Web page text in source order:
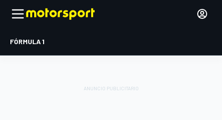
FÓRMULA 1